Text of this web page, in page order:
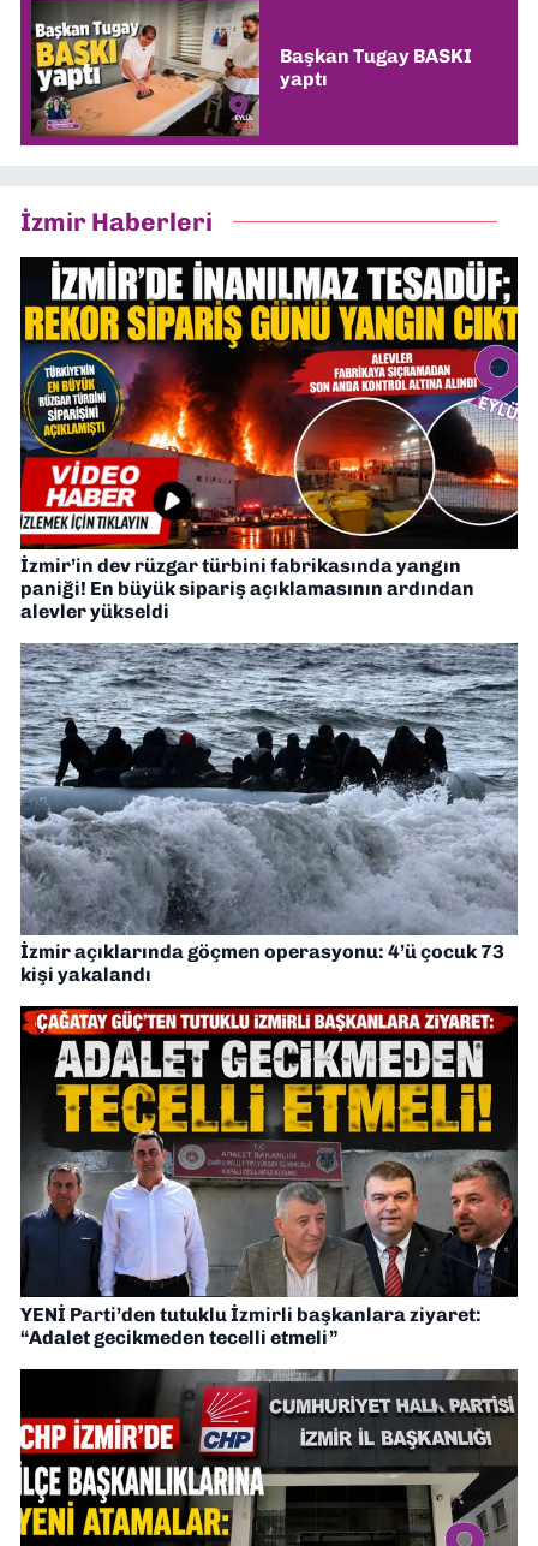
Başkan Tugay BASKI
yaptı
İzmir Haberleri
İzmir’in dev rüzgar türbini fabrikasında yangın
paniği! En büyük sipariş açıklamasının ardından
alevler yükseldi
İzmir açıklarında göçmen operasyonu: 4’ü çocuk 73
kişi yakalandı
YENİ Parti’den tutuklu İzmirli başkanlara ziyaret:
“Adalet gecikmeden tecelli etmeli”